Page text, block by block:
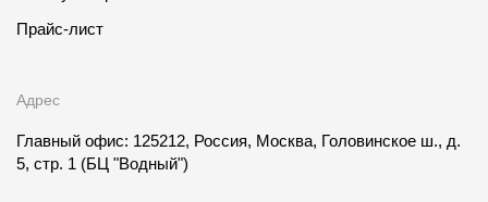
Прайс-лист
Адрес
Главный офис: 125212, Россия, Москва, Головинское ш., д.
5, стр. 1 (БЦ "Водный")